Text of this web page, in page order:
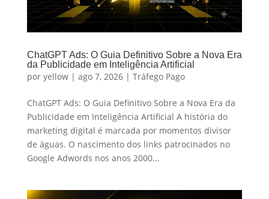
ChatGPT Ads: O Guia Definitivo Sobre a Nova Era
da Publicidade em Inteligência Artificial
por yellow| ago 7, 2026| Tráfego Pago
ChatGPT Ads: O Guia Definitivo Sobre a Nova Era da
Publicidade em Inteligência Artificial A história do
marketing digital é marcada por momentos divisor
de águas. O nascimento dos links patrocinados no
Google Adwords nos anos 2000...